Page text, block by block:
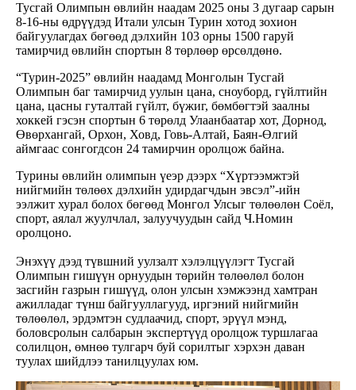
Тусгай Олимпын өвлийн наадам 2025 оны 3 дугаар сарын
8-16-ны өдрүүдэд Итали улсын Турин хотод зохион
байгуулагдах бөгөөд дэлхийн 103 орны 1500 гаруй
тамирчид өвлийн спортын 8 төрлөөр өрсөлдөнө.
“Турин-2025” өвлийн наадамд Монголын Тусгай
Олимпын баг тамирчид уулын цана, сноуборд, гүйлтийн
цана, цасны гуталтай гүйлт, бүжиг, бөмбөгтэй заалны
хоккей гэсэн спортын 6 төрөлд Улаанбаатар хот, Дорнод,
Өвөрхангай, Орхон, Ховд, Говь-Алтай, Баян-Өлгий
аймгаас сонгогдсон 24 тамирчин оролцож байна.
Турины өвлийн олимпын үеэр дээрх “Хүртээмжтэй
нийгмийн төлөөх дэлхийн удирдагчдын эвсэл”-ийн
ээлжит хурал болох бөгөөд Монгол Улсыг төлөөлөн Соёл,
спорт, аялал жуулчлал, залуучуудын сайд Ч.Номин
оролцоно.
Энэхүү дээд түвшний уулзалт хэлэлцүүлэгт Тусгай
Олимпын гишүүн орнуудын төрийн төлөөлөл болон
засгийн газрын гишүүд, олон улсын хэмжээнд хамтран
ажилладаг түнш байгууллагууд, иргэний нийгмийн
төлөөлөл, эрдэмтэн судлаачид, спорт, эрүүл мэнд,
боловсролын салбарын экспертүүд оролцож туршлагаа
солилцон, өмнөө тулгарч буй сорилтыг хэрхэн даван
туулах шийдлээ танилцуулах юм.